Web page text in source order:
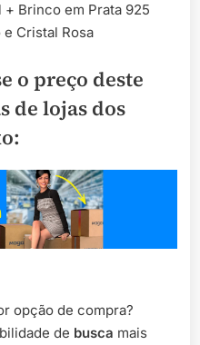
Brinco em Prata 925
Cristal Rosa
o preço deste
de lojas dos
opção de compra?
de busca mais